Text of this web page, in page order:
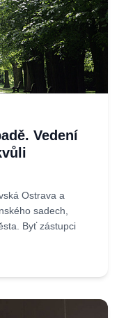
Vedení
Ostrava a
sadech,
Byť zástupci